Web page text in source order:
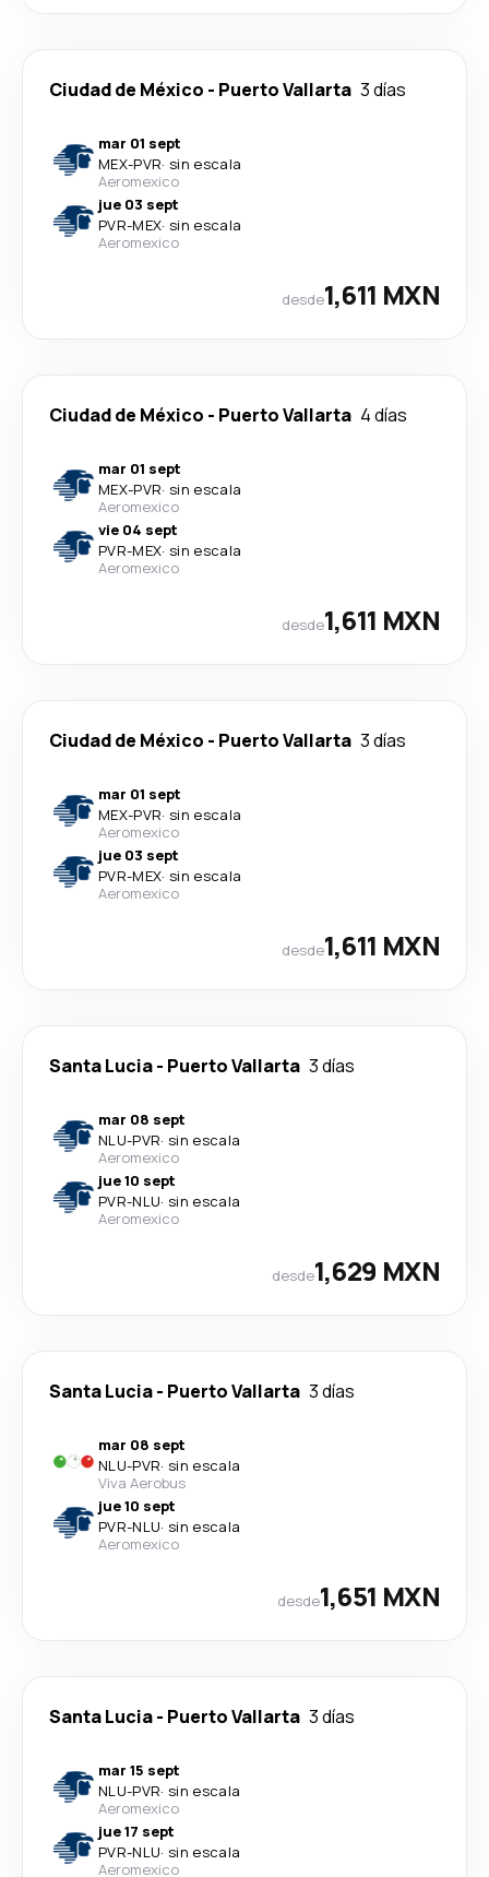
Ciudad de México - Puerto Vallarta 3 días
mar 01 sept
MEX-PVR· sin escala
Aeromexico
jue 03 sept
PVR-MEX· sin escala
Aeromexico
desde1,611 MXN
Ciudad de México - Puerto Vallarta 4 días
mar 01 sept
MEX-PVR· sin escala
Aeromexico
vie 04 sept
PVR-MEX· sin escala
Aeromexico
desde1,611 MXN
Ciudad de México - Puerto Vallarta 3 días
mar 01 sept
MEX-PVR· sin escala
Aeromexico
jue 03 sept
PVR-MEX· sin escala
Aeromexico
desde1,611 MXN
Santa Lucia- Puerto Vallarta 3 días
mar 08 sept
NLU-PVR· sin escala
Aeromexico
jue 10 sept
PVR-NLU· sin escala
Aeromexico
desde1,629 MXN
Santa Lucia- Puerto Vallarta 3 días
mar 08 sept
NLU-PVR· sin escala
Viva Aerobus
jue 10 sept
PVR-NLU· sin escala
Aeromexico
desde1,651 MXN
Santa Lucia- Puerto Vallarta 3 días
mar 15 sept
NLU-PVR· sin escala
Aeromexico
jue 17 sept
PVR-NLU· sin escala
Aeromexico